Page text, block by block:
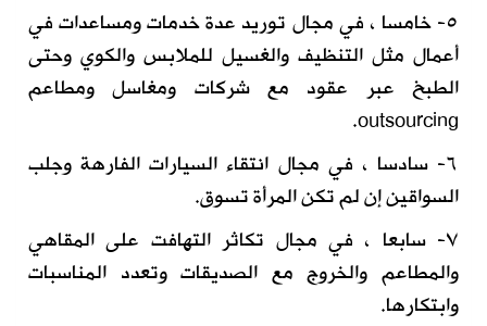
٥- خامسا ، في مجال توريد عدة خدمات ومساعدات في
أعمال مثل التنظيف والغسيل للملابس والكوي وحتى
الطبخ عبر عقود مع شركات ومغاسل ومطاعم
outsourcing.
٦- سادسا ، في مجال انتقاء السيارات الفارهة وجلب
السواقين إن لم تكن المرأة تسوق.
٧- سابعا ، في مجال تكاثر التهافت على المقاهي
والمطاعم والخروج مع الصديقات وتعدد المناسبات
وابتكارها.